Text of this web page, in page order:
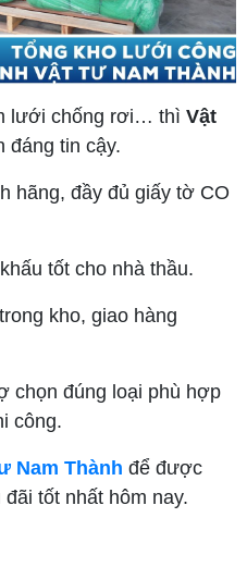
lưới chống rơi… thì Vật
đáng tin cậy.
hãng, đầy đủ giấy tờ CO
tốt cho nhà thầu.
kho, giao hàng
chọn đúng loại phù hợp
công.
Nam Thành để được
tốt nhất hôm nay.